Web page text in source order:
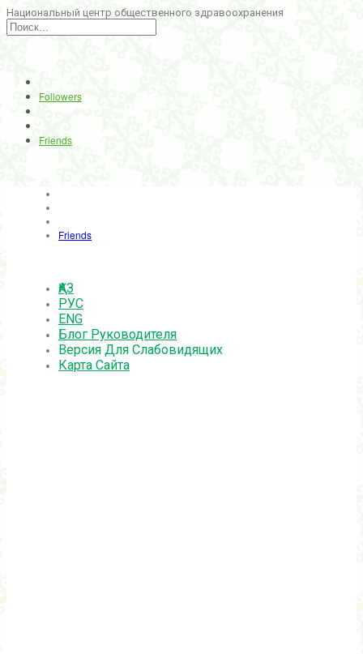
Национальный центр общественного здравоохранения
Followers
Friends
Friends
ҚАЗ
РУС
ENG
Блог Руководителя
Версия Для Слабовидящих
Карта Сайта